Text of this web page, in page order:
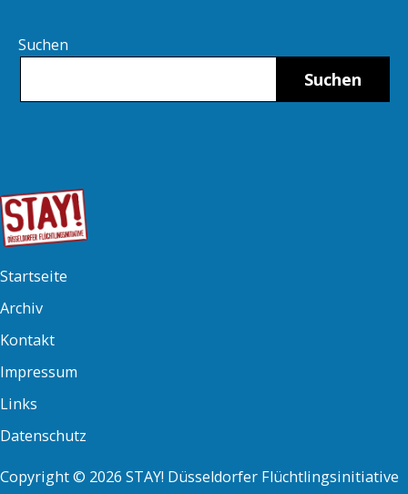
Suchen
Suchen
Copyright © 2026 STAY! Düsseldorfer Flüchtlingsinitiative
Startseite
Archiv
Kontakt
Impressum
Links
Datenschutz